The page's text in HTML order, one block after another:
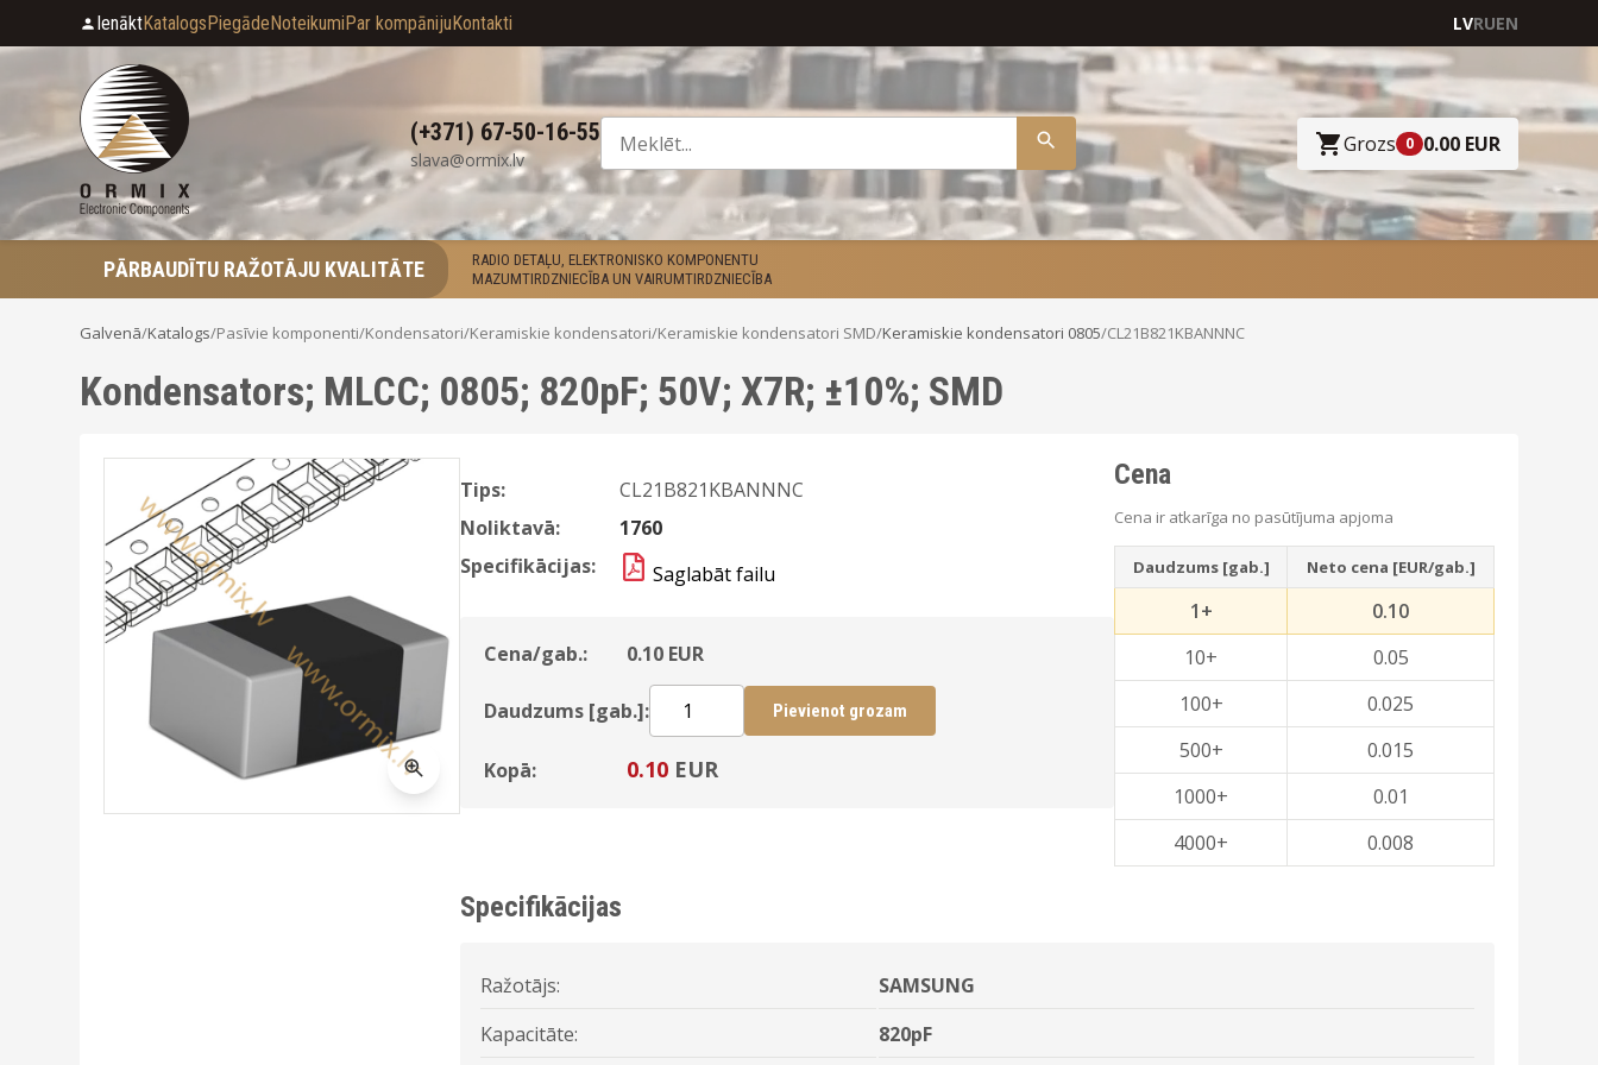
IenāktKatalogsPiegādeNoteikumiPar kompānijuKontakti LVRUEN
(+371) 67-50-16-55
slava@ormix.lv
Grozs 0 0.00 EUR
PĀRBAUDĪTU RAŽOTĀJU KVALITĀTE
RADIO DETAĻU, ELEKTRONISKO KOMPONENTU
MAZUMTIRDZNIECĪBA UN VAIRUMTIRDZNIECĪBA
Galvenā/Katalogs/Pasīvie komponenti/Kondensatori/Keramiskie kondensatori/Keramiskie kondensatori SMD/Keramiskie kondensatori 0805/CL21B821KBANNNC
Kondensators; MLCC; 0805; 820pF; 50V; X7R; ±10%; SMD
Tips:
CL21B821KBANNNC
Noliktavā:
1760
Specifikācijas:
Saglabāt failu
Cena/gab.: 0.10 EUR
Daudzums [gab.]: Pievienot grozam
Kopā: 0.10 EUR
Cena
Cena ir atkarīga no pasūtījuma apjoma
Daudzums [gab.] Neto cena [EUR/gab.]
1+
0.10
10+
0.05
100+
0.025
500+
0.015
1000+
0.01
4000+
0.008
Specifikācijas
Ražotājs:
SAMSUNG
Kapacitāte:
820pF